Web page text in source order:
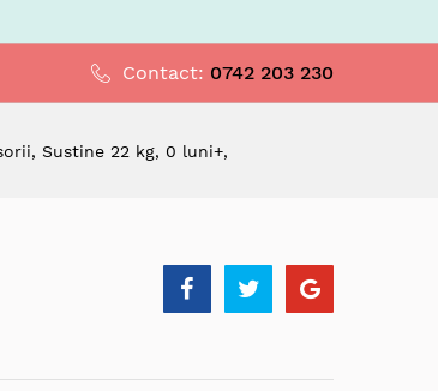
Contact: 0742 203 230
Sustine 22 kg, 0 luni+,